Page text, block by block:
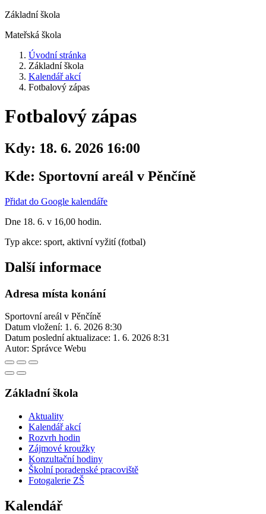
Základní škola
Mateřská škola
Úvodní stránka
Základní škola
Kalendář akcí
Fotbalový zápas
Fotbalový zápas
Kdy: 18. 6. 2026 16:00
Kde: Sportovní areál v Pěnčíně
Přidat do Google kalendáře
Dne 18. 6. v 16,00 hodin.
Typ akce: sport, aktivní vyžití (fotbal)
Další informace
Adresa místa konání
Sportovní areál v Pěnčíně
Datum vložení: 1. 6. 2026 8:30
Datum poslední aktualizace: 1. 6. 2026 8:31
Autor: Správce Webu
Základní škola
Aktuality
Kalendář akcí
Rozvrh hodin
Zájmové kroužky
Konzultační hodiny
Školní poradenské pracoviště
Fotogalerie ZŠ
Kalendář